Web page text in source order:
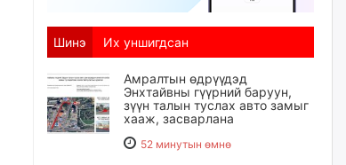
Шинэ Их уншигдсан
Амралтын өдрүүдэд
Энхтайвны гүүрний баруун,
зүүн талын туслах авто замыг
хааж, засварлана
52 минутын өмнө